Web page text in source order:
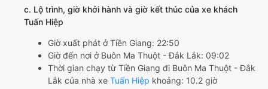
c. Lộ trình, giờ khởi hành và giờ kết thúc của xe khách
Tuấn Hiệp
Giờ xuất phát ở Tiền Giang: 22:50
Giờ đến nơi ở Buôn Ma Thuột - Đắk Lắk: 09:02
Thời gian chạy từ Tiền Giang đi Buôn Ma Thuột - Đắk
Lắk của nhà xe Tuấn Hiệp khoảng: 10.2 giờ